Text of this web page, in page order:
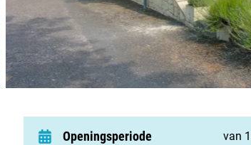
Frankrijk
Zwitserland
Nieuws / blog
Openingsperiode van